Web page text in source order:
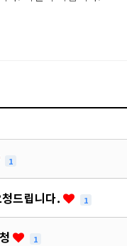
1
드립니다. 1
1